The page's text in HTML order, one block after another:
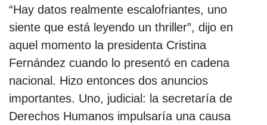
“Hay datos realmente escalofriantes, uno
siente que está leyendo un thriller”, dijo en
aquel momento la presidenta Cristina
Fernández cuando lo presentó en cadena
nacional. Hizo entonces dos anuncios
importantes. Uno, judicial: la secretaría de
Derechos Humanos impulsaría una causa